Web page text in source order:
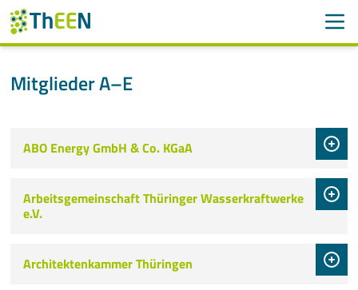
Suche
Navigation überspringen
Services
Mitglieder
Mitglied werden
Mitglieder A–E
ABO Energy GmbH & Co. KGaA
Arbeitsgemeinschaft Thüringer Wasserkraftwerke
e.V.
Architektenkammer Thüringen